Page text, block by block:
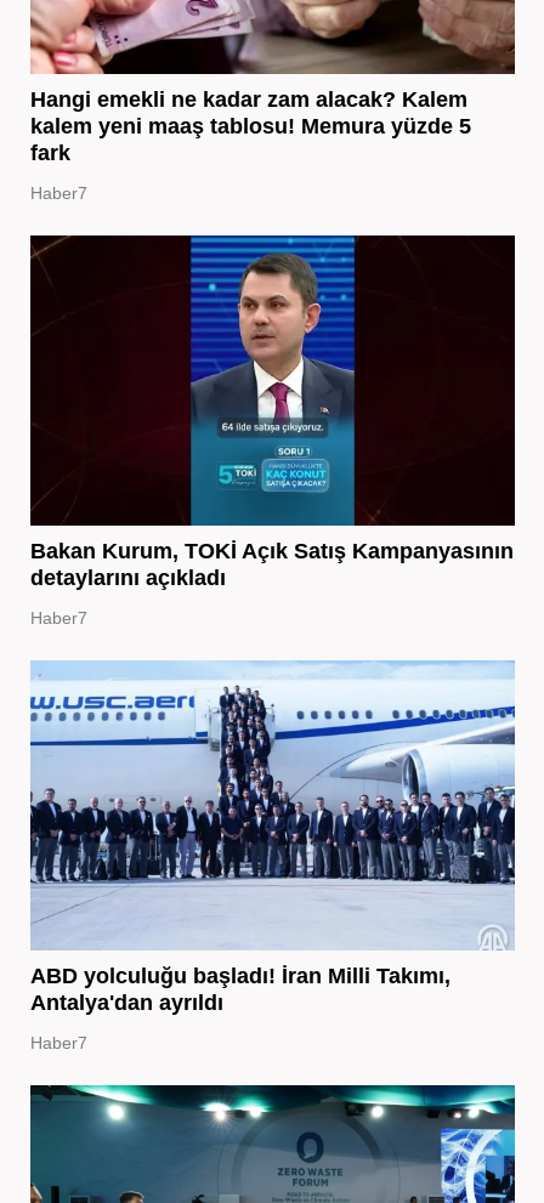
Hangi emekli ne kadar zam alacak? Kalem
kalem yeni maaş tablosu! Memura yüzde 5
fark
Haber7
Bakan Kurum, TOKİ Açık Satış Kampanyasının
detaylarını açıkladı
Haber7
ABD yolculuğu başladı! İran Milli Takımı,
Antalya'dan ayrıldı
Haber7